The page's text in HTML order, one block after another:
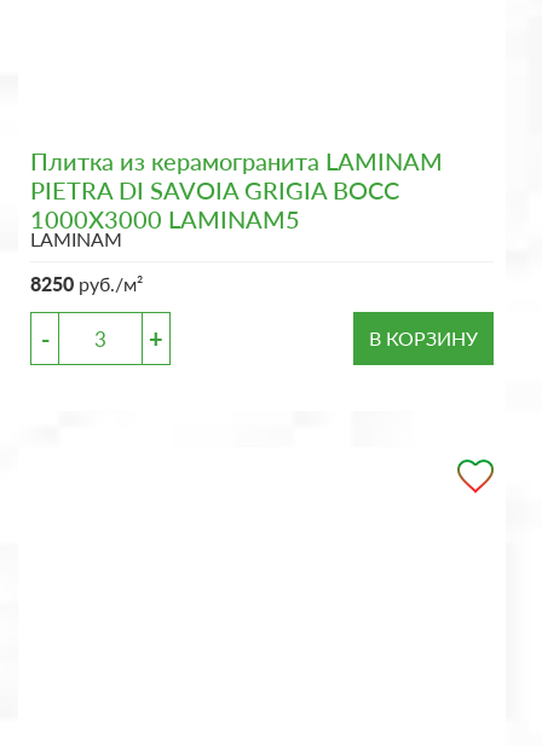
Плитка из керамогранита LAMINAM
PIETRA DI SAVOIA GRIGIA BOCC
1000X3000 LAMINAM5
LAMINAM
8250 руб./м²
- + В КОРЗИНУ